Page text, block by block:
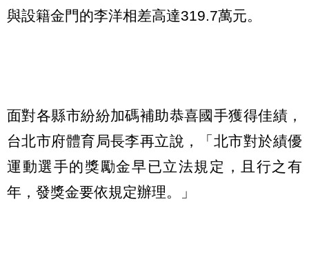
與設籍金門的李洋相差高達319.7萬元。
面對各縣市紛紛加碼補助恭喜國手獲得佳績，
台北市府體育局長李再立說，「北市對於績優
運動選手的獎勵金早已立法規定，且行之有
年，發獎金要依規定辦理。」